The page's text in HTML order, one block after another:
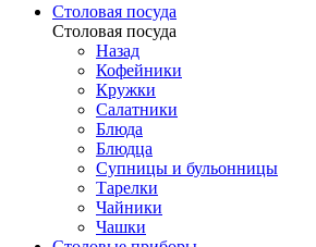
Столовая посуда
Столовая посуда
Назад
Кофейники
Кружки
Салатники
Блюда
Блюдца
Супницы и бульонницы
Тарелки
Чайники
Чашки